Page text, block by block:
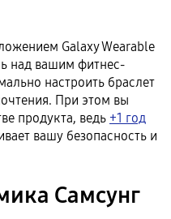
Galaxy Wearable
над вашим фитнес-
настроить браслет
При этом вы
продукта, ведь +1 год
вашу безопасность и
Самсунг